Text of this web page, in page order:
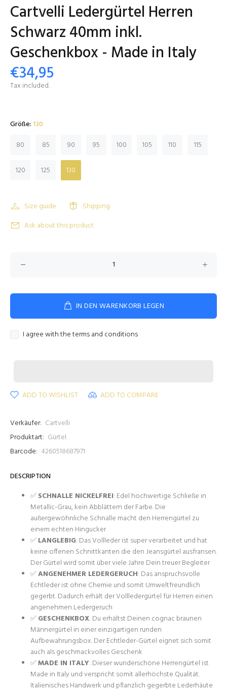
Cartvelli Ledergürtel Herren
Schwarz 40mm inkl.
Geschenkbox - Made in Italy
€34,95
Tax included.
Größe:130
80
85 90 95 100 105 110 115
120 125 130
Size guide
Shipping
Ask about this product
IN DEN WARENKORB LEGEN
I agree with the terms and conditions
ADD TO WISHLIST ADD TO COMPARE
Verkäufer: Cartvelli
Produktart: Gürtel
Barcode: 4260518687971
DESCRIPTION
✅SCHNALLE NICKELFREI: Edel hochwertige Schließe in
Metallic-Grau, kein Abblättern der Farbe. Die
außergewöhnliche Schnalle macht den Herrengürtel zu
einem echten Hingucker
✅LANGLEBIG: Das Vollleder ist super verarbeitet und hat
keine offenen Schnittkanten die den Jeansgürtel ausfransen.
Der Gürtel wird somit über viele Jahre Dein treuer Begleiter
✅ANGENEHMER LEDERGERUCH: Das anspruchsvolle
Echtleder ist ohne Chemie und somit Umweltfreundlich
gegerbt. Dadurch erhält der Vollledergürtel für Herren einen
angenehmen Ledergeruch
✅GESCHENKBOX: Du erhältst Deinen cognac braunen
Männergürtel in einer einzigartigen runden
Aufbewahrungsbox. Der Echtleder-Gürtel eignet sich somit
auch als geschmackvolles Geschenk
✅MADE IN ITALY: Dieser wunderschöne Herrengürtel ist
Made in Italy und verspricht somit allerhöchste Qualität.
Italienisches Handwerk und pflanzlich gegerbte Lederhäute